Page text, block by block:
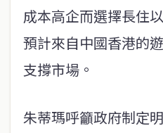
成本高企而選擇長住
預計來自中國香港的
支撐市場。
朱蒂瑪呼籲政府制定